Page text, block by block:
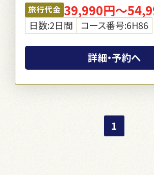
旅行代金 39,990円～
日数:2日間 コース番号:6H86
詳細・予約へ
1